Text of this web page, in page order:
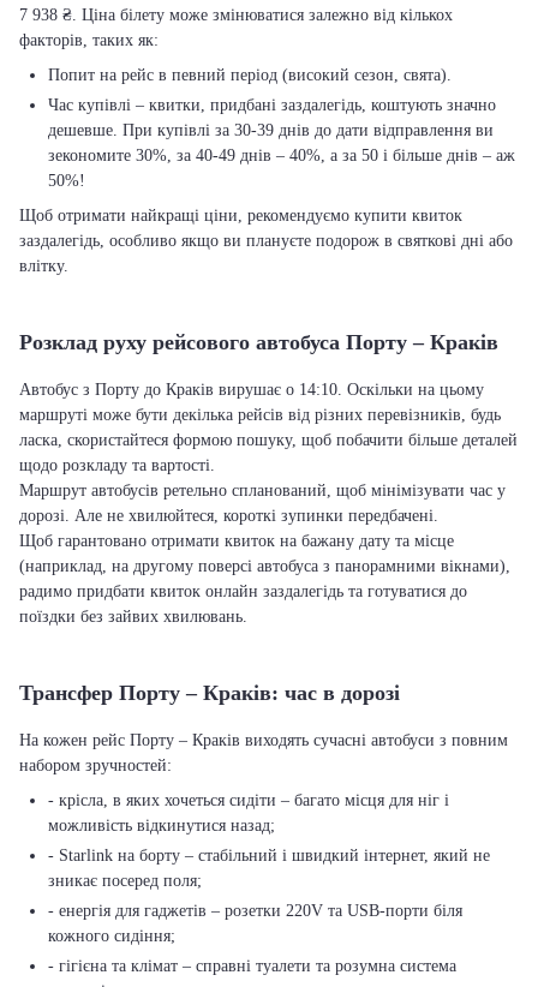
7 938 ₴. Ціна білету може змінюватися залежно від кількох
факторів, таких як:
Попит на рейс в певний період (високий сезон, свята).
Час купівлі – квитки, придбані заздалегідь, коштують значно
дешевше. При купівлі за 30-39 днів до дати відправлення ви
зекономите 30%, за 40-49 днів – 40%, а за 50 і більше днів – аж
50%!
Щоб отримати найкращі ціни, рекомендуємо купити квиток
заздалегідь, особливо якщо ви плануєте подорож в святкові дні або
влітку.
Розклад руху рейсового автобуса Порту – Краків
Автобус з Порту до Краків вирушає о 14:10. Оскільки на цьому
маршруті може бути декілька рейсів від різних перевізників, будь
ласка, скористайтеся формою пошуку, щоб побачити більше деталей
щодо розкладу та вартості.
Маршрут автобусів ретельно спланований, щоб мінімізувати час у
дорозі. Але не хвилюйтеся, короткі зупинки передбачені.
Щоб гарантовано отримати квиток на бажану дату та місце
(наприклад, на другому поверсі автобуса з панорамними вікнами),
радимо придбати квиток онлайн заздалегідь та готуватися до
поїздки без зайвих хвилювань.
Трансфер Порту – Краків: час в дорозі
На кожен рейс Порту – Краків виходять сучасні автобуси з повним
набором зручностей:
- крісла, в яких хочеться сидіти – багато місця для ніг і
можливість відкинутися назад;
- Starlink на борту – стабільний і швидкий інтернет, який не
зникає посеред поля;
- енергія для гаджетів – розетки 220V та USB-порти біля
кожного сидіння;
- гігієна та клімат – справні туалети та розумна система